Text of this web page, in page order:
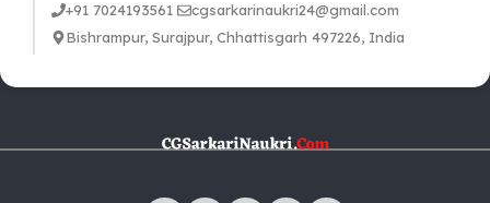
+91 7024193561
cgsarkarinaukri24@gmail.com
Bishrampur, Surajpur, Chhattisgarh 497226, India